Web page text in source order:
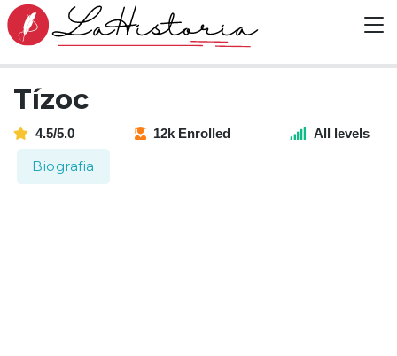
Tízoc
4.5/5.0 12k Enrolled All levels
Biografia